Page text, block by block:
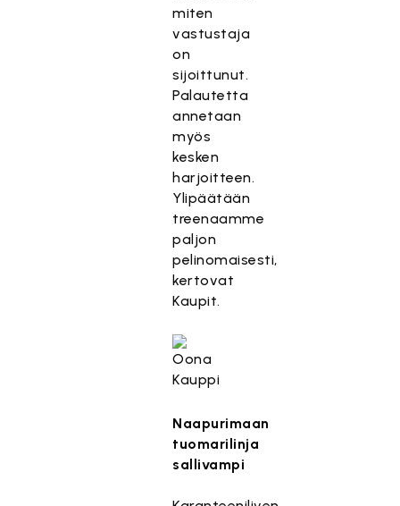
miten
vastustaja
on
sijoittunut.
Palautetta
annetaan
myös
kesken
harjoitteen.
Ylipäätään
treenaamme
paljon
pelinomaisesti,
kertovat
Kaupit.
Naapurimaan
tuomarilinja
sallivampi